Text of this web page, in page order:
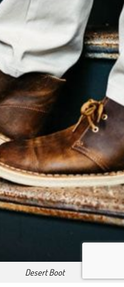
Desert Boot